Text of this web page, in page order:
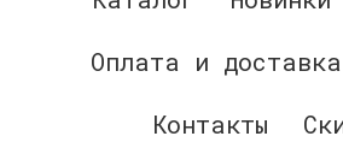
Оплата и доставка
Контакты